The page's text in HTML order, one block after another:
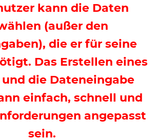
kann die Daten
(außer den
die er für seine
Das Erstellen eines
die Dateneingabe
einfach, schnell und
angepasst
sein.